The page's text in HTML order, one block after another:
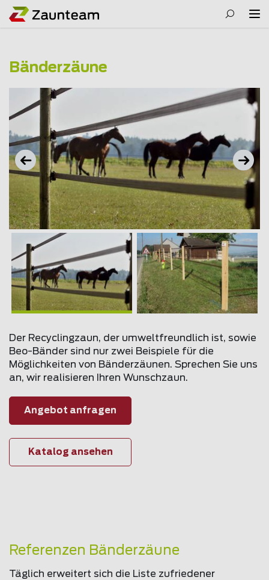
Bänderzäune
Der Recyclingzaun, der umweltfreundlich ist, sowie
Beo-Bänder sind nur zwei Beispiele für die
Möglichkeiten von Bänderzäunen. Sprechen Sie uns
an, wir realisieren Ihren Wunschzaun.
Angebot anfragen
Katalog ansehen
Referenzen Bänderzäune
Täglich erweitert sich die Liste zufriedener